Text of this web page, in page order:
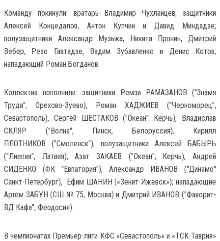
Команду покинули: вратарь Владимир Чухланцев; защитники
Алексей Концедалов, Антон Купчин и Давид Миндадзе;
полузащитники Александр Музыка, Никита Пронин, Дмитрий
Вебер, Резо Гавтадзе, Вадим Зубавленко и Денис Котов;
нападающий Роман Богданов.
Коллектив пополнили: защитники Ремзи РАМАЗАНОВ ("Знамя
Труда", Орехово-Зуево), Роман ХАДЖИЕВ ("Черноморец",
Севастополь), Сергей ШЕСТАКОВ ("Океан" Керчь), Владислав
СКЛЯР ("Волна", Пинск, Белоруссия), Кирилл
ПЛОТНИКОВ ("Смоленск"); полузащитники Алексей БАБЫРЬ
("Лиепая", Латвия), Азат ЗАКАЕВ ("Океан", Керчь), Андрей
СИДЕНКО (ФК "Евпатория"), Александр ИВАНОВ ("Динамо"
Санкт-Петербург), Ефим ШАНИН («Зенит-Ижевск»); нападающие
Артем ЗАБУН (СШ № 75, Москва) и Дмитрий ИВАНОВ ("Фаворит-
ВД Кафа", Феодосия).
В чемпионатах Премьер-лиги КФС «Севастополь» и «ТСК-Таврия»